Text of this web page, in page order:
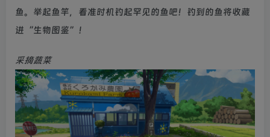
鱼。举起鱼竿，看准时机钓起罕见的鱼吧！钓到的鱼将收藏
进“生物图鉴”！
采摘蔬菜